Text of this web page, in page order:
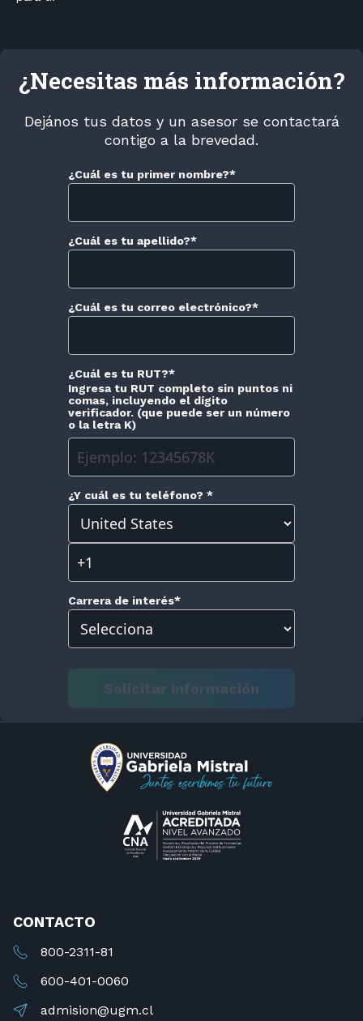
¿Necesitas más información?
Dejános tus datos y un asesor se contactará
contigo a la brevedad.
¿Cuál es tu primer nombre?*
¿Cuál es tu apellido?*
¿Cuál es tu correo electrónico?*
¿Cuál es tu RUT?*
Ingresa tu RUT completo sin puntos ni
comas, incluyendo el dígito
verificador. (que puede ser un número
o la letra K)
¿Y cuál es tu teléfono? *
Carrera de interés*
CONTACTO
800-2311-81
600-401-0060
admision@ugm.cl